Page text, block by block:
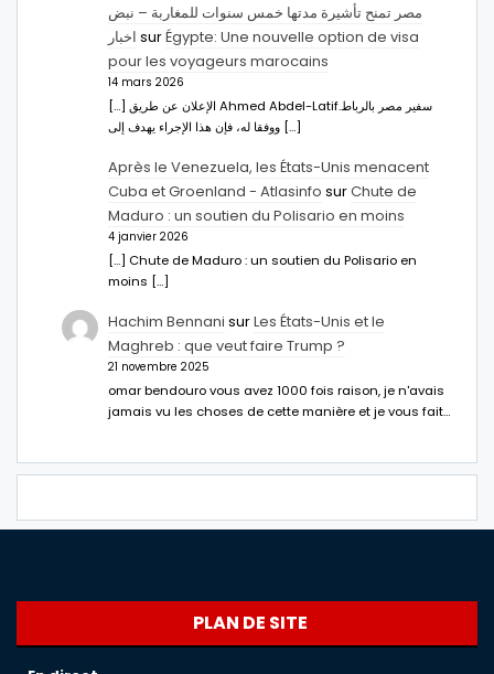
مصر تمنح تأشيرة مدتها خمس سنوات للمغاربة – نبض
اخبار surÉgypte: Une nouvelle option de visa
pour les voyageurs marocains
14 mars 2026
[…] الإعلان عن طريق Ahmed Abdel-Latifسفير مصر بالرباط.
ووفقا له، فإن هذا الإجراء يهدف إلى […]
Après le Venezuela, les États-Unis menacent
Cuba et Groenland - Atlasinfo surChute de
Maduro : un soutien du Polisario en moins
4 janvier 2026
[…] Chute de Maduro : un soutien du Polisario en
moins […]
Hachim Bennani surLes États-Unis et le
Maghreb : que veut faire Trump ?
21 novembre 2025
omar bendouro vous avez 1000 fois raison, je n'avais
jamais vu les choses de cette manière et je vous fait…
PLAN DE SITE